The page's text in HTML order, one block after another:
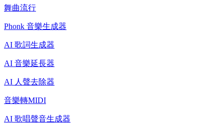
舞曲流行
Phonk 音樂生成器
AI 歌詞生成器
AI 音樂延長器
AI 人聲去除器
音樂轉MIDI
AI 歌唱聲音生成器